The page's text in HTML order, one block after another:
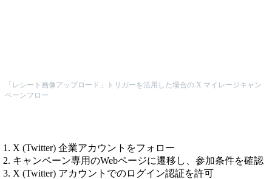
「レシート画像アップロード」トリガーを活用した場合の X マイレージキャン
ペーンフロー
X (Twitter) 企業アカウントをフォロー
キャンペーン専用のWebページに遷移し、参加条件を確認
X (Twitter) アカウントでのログイン認証を許可